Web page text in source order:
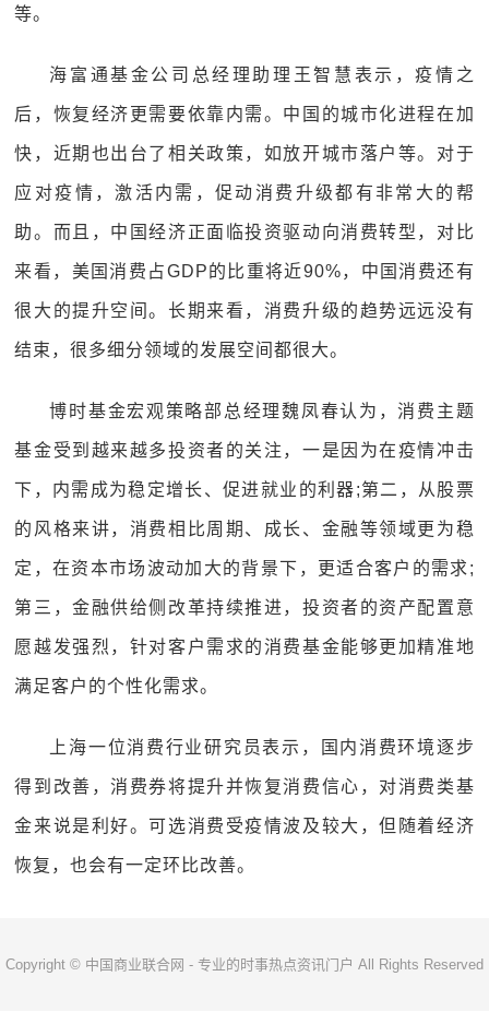
等。
海富通基金公司总经理助理王智慧表示，疫情之
后，恢复经济更需要依靠内需。中国的城市化进程在加
快，近期也出台了相关政策，如放开城市落户等。对于
应对疫情，激活内需，促动消费升级都有非常大的帮
助。而且，中国经济正面临投资驱动向消费转型，对比
来看，美国消费占GDP的比重将近90%，中国消费还有
很大的提升空间。长期来看，消费升级的趋势远远没有
结束，很多细分领域的发展空间都很大。
博时基金宏观策略部总经理魏凤春认为，消费主题
基金受到越来越多投资者的关注，一是因为在疫情冲击
下，内需成为稳定增长、促进就业的利器;第二，从股票
的风格来讲，消费相比周期、成长、金融等领域更为稳
定，在资本市场波动加大的背景下，更适合客户的需求;
第三，金融供给侧改革持续推进，投资者的资产配置意
愿越发强烈，针对客户需求的消费基金能够更加精准地
满足客户的个性化需求。
上海一位消费行业研究员表示，国内消费环境逐步
得到改善，消费券将提升并恢复消费信心，对消费类基
金来说是利好。可选消费受疫情波及较大，但随着经济
恢复，也会有一定环比改善。
Copyright © 中国商业联合网 - 专业的时事热点资讯门户 All Rights Reserved